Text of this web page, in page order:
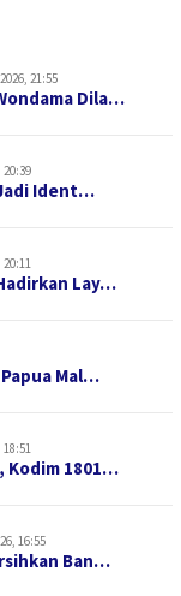
21:55
Dila…
Jadi Ident…
Lay…
Mal…
Kodim 1801…
16:55
Ban…